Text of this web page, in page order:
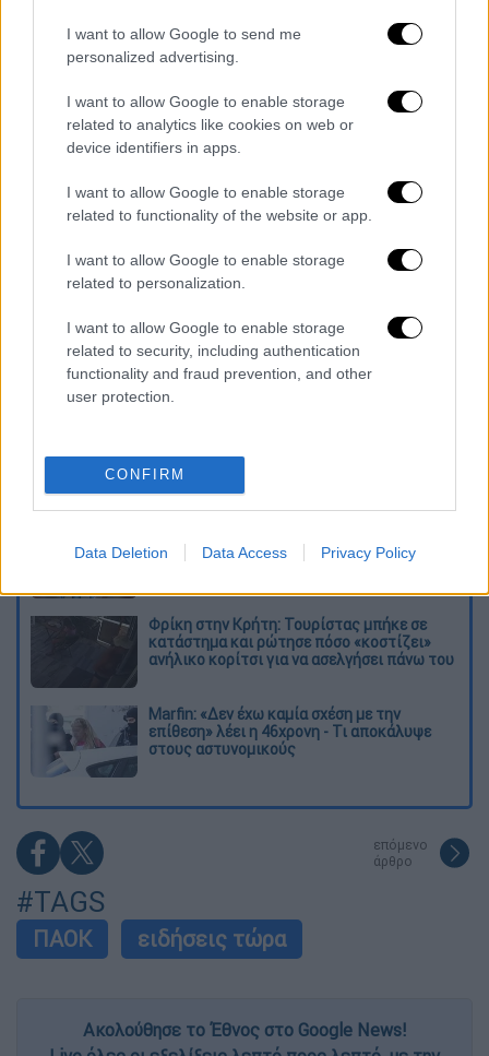
I want to allow Google to send me
personalized advertising.
I want to allow Google to enable storage
related to analytics like cookies on web or
device identifiers in apps.
I want to allow Google to enable storage
related to functionality of the website or app.
I want to allow Google to enable storage
related to personalization.
I want to allow Google to enable storage
related to security, including authentication
functionality and fraud prevention, and other
user protection.
CONFIRM
Data Deletion Data Access Privacy Policy
του δυστυχήματος στην Τιμιοσάρα.
Στην μπουτίκ του συλλόγου στην Τούμπα,
τοποθετήθηκαν οκτώ φανέλες με τα
ονόματα των οπαδών που έφυγαν από τη
ακόμη μία φανέλα που γράφει: «Αθάνατοι,
27/1/2026»...
pic.twitter.com/G5jirovOTv
— instasports007 (@instasports007)
January 28, 2026
Διαβάστε ακόμη
γνωστό τύπο μεταδοτικού καρκίνου στον
κόσμο
τέσσερις βόμβες» - Οι τρομοκρατικές
Φρίκη στην Κρήτη: Τουρίστας μπήκε σε
κατάστημα και ρώτησε πόσο «κοστίζει»
ανήλικο κορίτσι για να ασελγήσει πάνω του
Marfin: «Δεν έχω καμία σχέση με την
επίθεση» λέει η 46χρονη - Τι αποκάλυψε
στους αστυνομικούς
επόμενο
άρθρο
#TAGS
ΠΑΟΚ ειδήσεις τώρα
Ακολούθησε το Έθνος στο Google News!